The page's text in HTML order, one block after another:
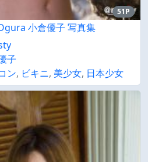
51P
小倉優子 写真集
子
ン, ビキニ, 美少女, 日本少女